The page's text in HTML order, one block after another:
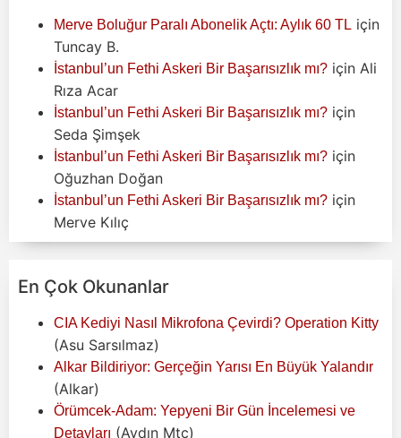
Merve Boluğur Paralı Abonelik Açtı: Aylık 60 TL için
Tuncay B.
İstanbul’un Fethi Askeri Bir Başarısızlık mı? için Ali
Rıza Acar
İstanbul’un Fethi Askeri Bir Başarısızlık mı? için
Seda Şimşek
İstanbul’un Fethi Askeri Bir Başarısızlık mı? için
Oğuzhan Doğan
İstanbul’un Fethi Askeri Bir Başarısızlık mı? için
Merve Kılıç
En Çok Okunanlar
CIA Kediyi Nasıl Mikrofona Çevirdi? Operation Kitty
(Asu Sarsılmaz)
Alkar Bildiriyor: Gerçeğin Yarısı En Büyük Yalandır
(Alkar)
Örümcek-Adam: Yepyeni Bir Gün İncelemesi ve
Detayları (Aydın Mtc)